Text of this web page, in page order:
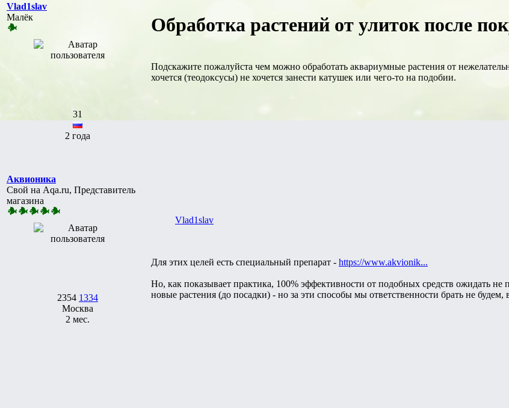
Vlad1slav
Малёк
31
2 года
Обработка растений от улиток после
Подскажите пожалуйста чем можно обработать аквариумные растения от
хочется (теодоксусы) не хочется занести катушек или чего-то на подобии.
Аквионика
Свой на Aqa.ru, Представитель
магазина
2354 1334
Москва
2 мес.
Vlad1slav
Для этих целей есть специальный препарат - https://www.akvionik...
Но, как показывает практика, 100% эффективности от подобных средств ожидать
новые растения (до посадки) - но за эти способы мы ответственности брать не будем,